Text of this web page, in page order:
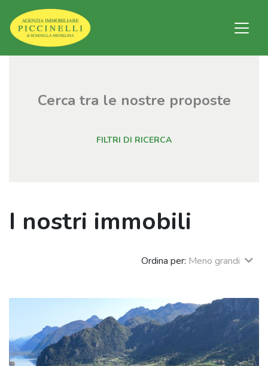
Cerca tra le nostre proposte
FILTRI DI RICERCA
I nostri immobili
Ordina per: Meno grandi